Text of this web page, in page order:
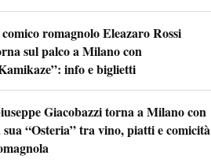
romagnolo Eleazaro Rossi
sul palco a Milano con
info e biglietti
Giacobazzi torna a Milano con
sua “Osteria” tra vino, piatti e comicità